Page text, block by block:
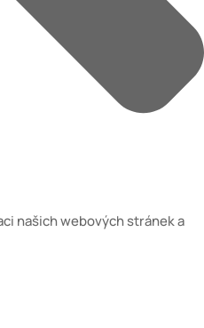
našich webových stránek a